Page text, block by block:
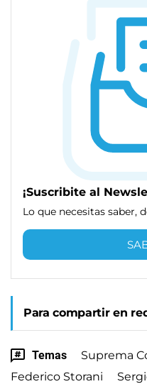
¡Suscribite al
Lo que necesitas saber,
Para compartir en
Temas
Suprema
Federico Storani